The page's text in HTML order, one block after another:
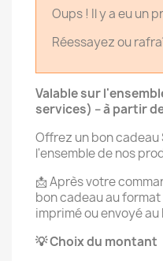
Oups ! Il y a eu un
Réessayez ou
Valable sur
services) – à partir
Offrez un bon cadeau
l'ensemble de nos
📩 Après votre
bon cadeau au format
imprimé ou envoyé
💡 Choix du montant